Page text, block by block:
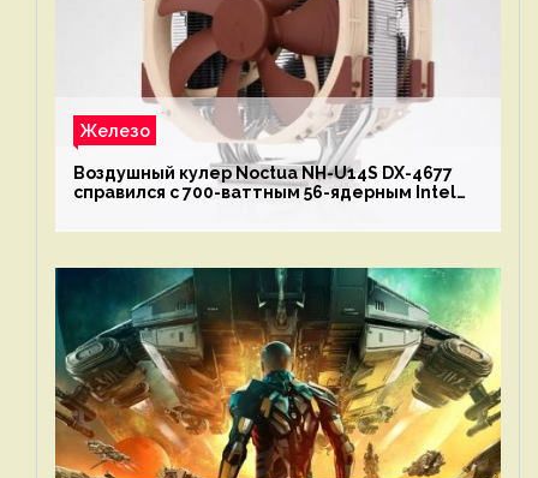
Железо
Воздушный кулер Noctua NH-U14S DX-4677
справился с 700-ваттным 56-ядерным Intel